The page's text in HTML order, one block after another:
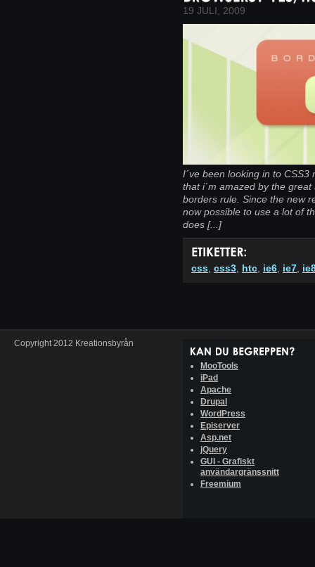
19 JULI, 2009
I´ve been looking in to
that i´m amazed by the
borders rule. Since the new
now possible to use a lot of
does [...]
css, css3, htc, ie6, ie7,
Copyright 2012 Kreationsbyrån
MooTools
iPad
Apache
Drupal
WordPress
Episerver
Asp.net
jQuery
GUI - Grafiskt
användargränssnitt
Freemium